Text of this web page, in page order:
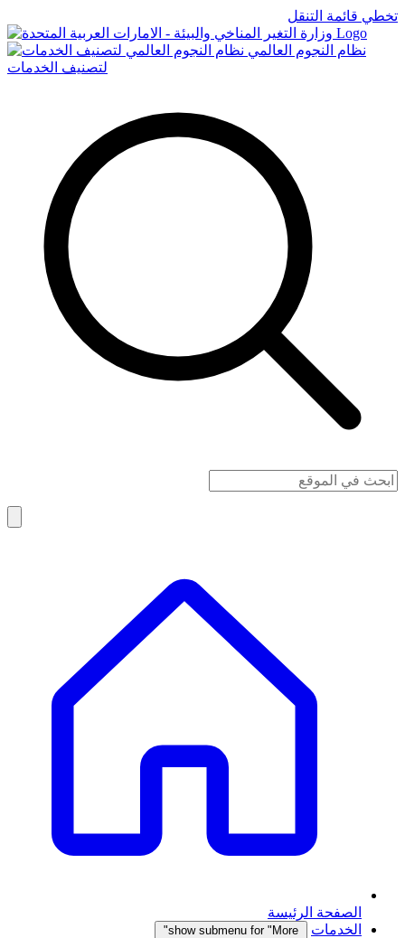
تخطي قائمة التنقل
Logo
نظام النجوم العالمي
لتصنيف الخدمات
الصفحة الرئيسة
الخدمات
show submenu for "More"